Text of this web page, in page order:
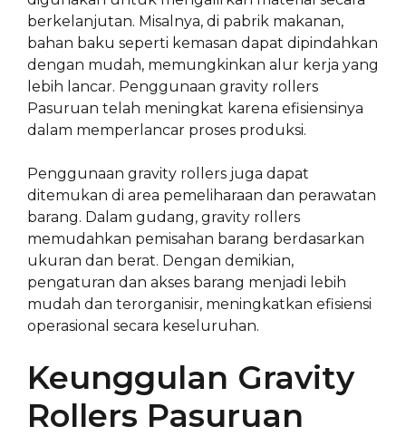
berkelanjutan. Misalnya, di pabrik makanan,
bahan baku seperti kemasan dapat dipindahkan
dengan mudah, memungkinkan alur kerja yang
lebih lancar. Penggunaan gravity rollers
Pasuruan telah meningkat karena efisiensinya
dalam memperlancar proses produksi.
Penggunaan gravity rollers juga dapat
ditemukan di area pemeliharaan dan perawatan
barang. Dalam gudang, gravity rollers
memudahkan pemisahan barang berdasarkan
ukuran dan berat. Dengan demikian,
pengaturan dan akses barang menjadi lebih
mudah dan terorganisir, meningkatkan efisiensi
operasional secara keseluruhan.
Keunggulan Gravity
Rollers Pasuruan